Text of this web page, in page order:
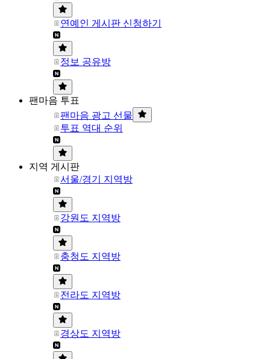
연예인 게시판 신청하기
정보 공유방
팬마음 투표
팬마음 광고 선물
투표 역대 순위
지역 게시판
서울/경기 지역방
강원도 지역방
충청도 지역방
전라도 지역방
경상도 지역방